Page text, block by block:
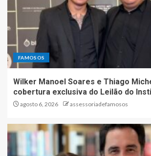
FAMOSOS
Wilker Manoel Soares e Thiago
cobertura exclusiva do Leilão do
agosto 6, 2026 assessoriadefamosos